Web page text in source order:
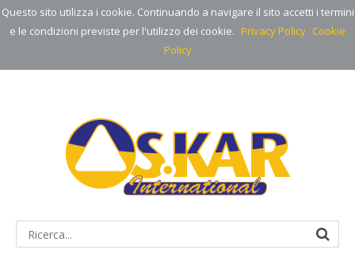
Questo sito utilizza i cookie. Continuando a navigare il sito accetti i termini
e le condizioni previste per l'utilizzo dei cookie. Privacy Policy Cookie
Policy